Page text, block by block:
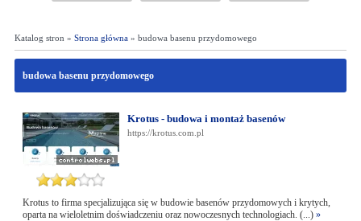
Katalog stron » Strona główna» budowa basenu przydomowego
budowa basenu przydomowego
Krotus - budowa i montaż basenów
https://krotus.com.pl
Krotus to firma specjalizująca się w budowie basenów przydomowych i krytych,
oparta na wieloletnim doświadczeniu oraz nowoczesnych technologiach. (...) »